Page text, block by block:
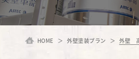
HOME 外壁塗装プラン 外壁